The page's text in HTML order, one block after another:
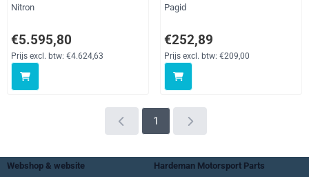
Merk:
Nitron
Prijs: 5 595,80, exclusief btw: 4 624,63
€5.595,80
Prijs excl. btw: €4.624,63
Merk:
Pagid
Prijs: 252,89, exclusief btw:
€252,89
Prijs excl. btw: €209,00
1
Webshop & website
Hardeman Motorsport Parts